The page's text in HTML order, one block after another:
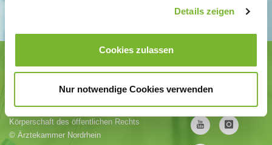
Details zeigen
Cookies zulassen
Nur notwendige Cookies verwenden
Tersteegenstr. 9 · 40474 Düsseldorf
aerztekammer@aekno.de
Körperschaft des öffentlichen Rechts
© Ärztekammer Nordrhein